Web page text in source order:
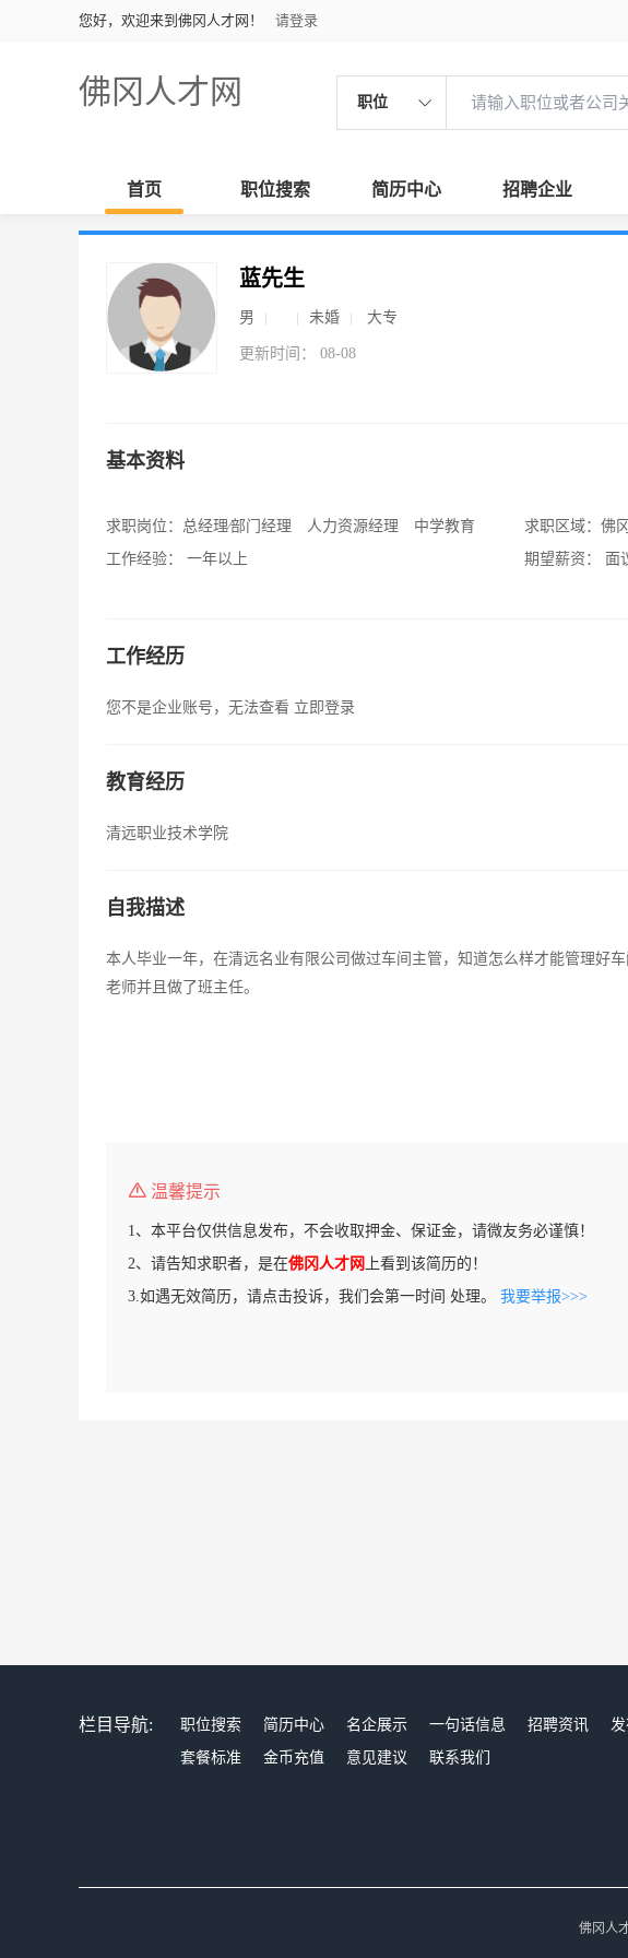
您好，欢迎来到佛冈人才网！ 请登录
佛冈人才网 职位
首页 职位搜索 简历中心 招聘企业
蓝先生
男 未婚 大专
更新时间： 08-08
基本资料
求职岗位： 总经理∕部门经理 人力资源经理 中学教育
工作经验：
一年以上
求职区域： 佛冈
期望薪资：
面
工作经历
您不是企业账号，无法查看 立即登录
教育经历
清远职业技术学院
自我描述
本人毕业一年，在清远名业有限公司做过车间主管，知道怎么样才能管理好
老师并且做了班主任。
温馨提示
1、本平台仅供信息发布，不会收取押金、保证金，请微友务必谨慎！
2、请告知求职者，是在佛冈人才网 上看到该简历的！
3.如遇无效简历，请点击投诉，我们会第一时间 处理。 我要举报>>>
栏目导航: 职位搜索 简历中心 名企展示 一句话信息 招聘资讯
套餐标准
金币充值 意见建议 联系我们
佛冈人